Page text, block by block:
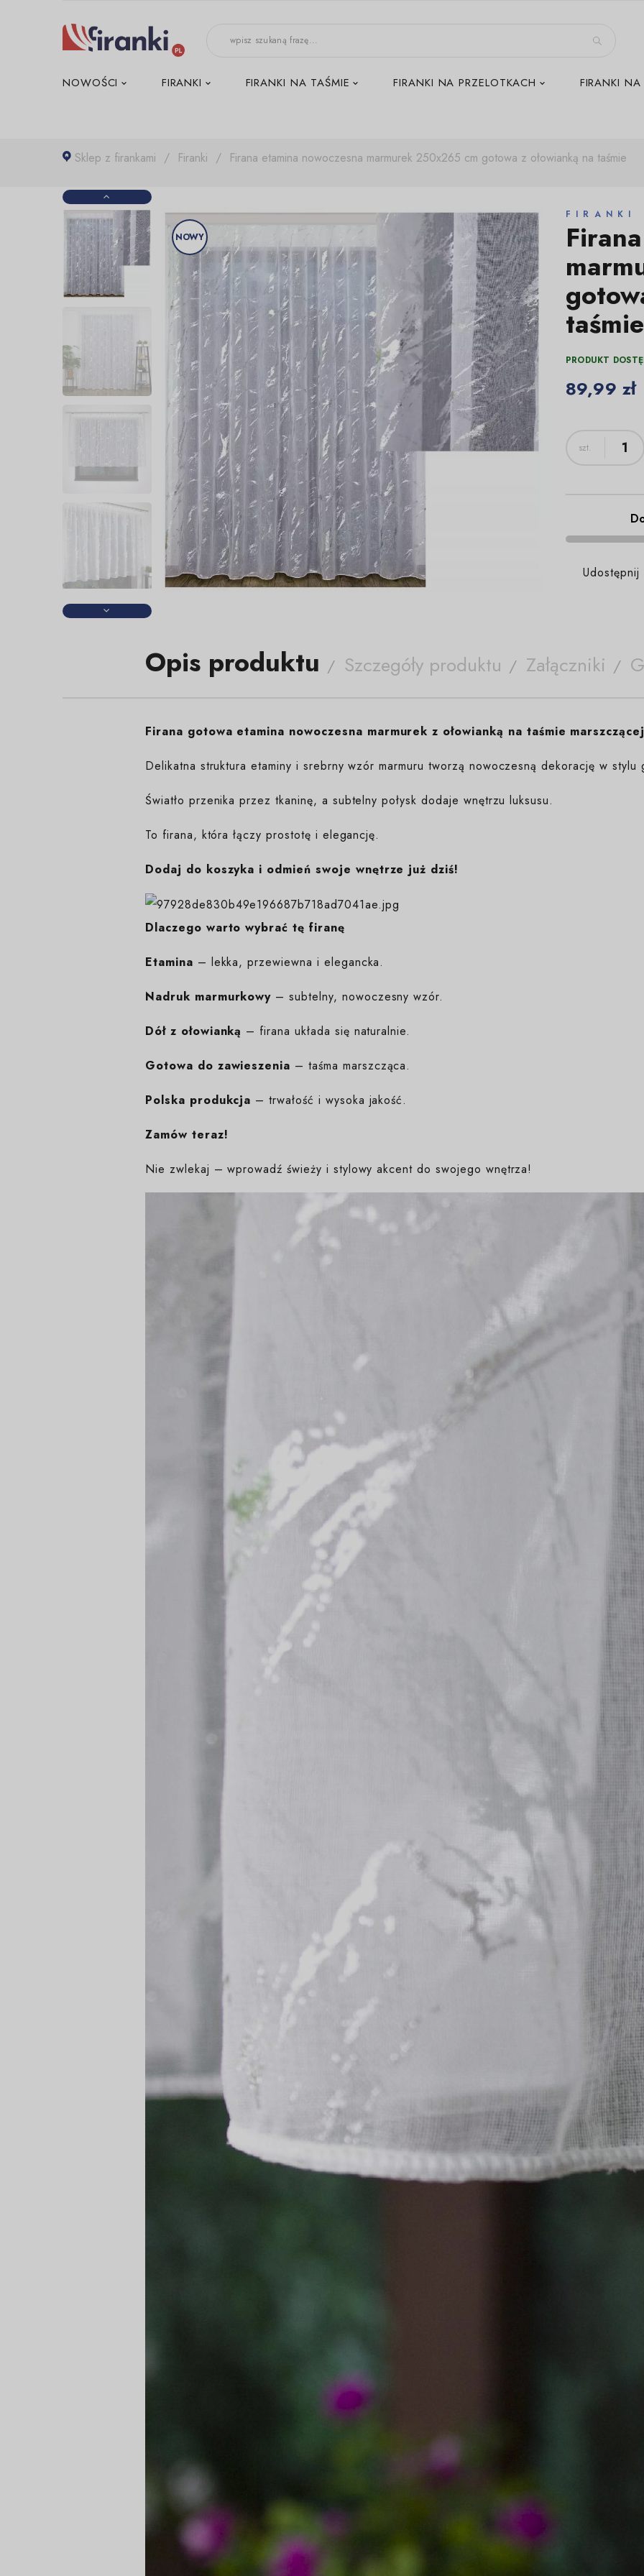
NOWOŚCI FIRANKI FIRANKI NA TAŚMIE FIRANKI NA PRZELOTKACH FIRANKI NA
Sklep z firankami Firanki Firana etamina nowoczesna marmurek 250x265 cm gotowa z ołowianką na taśmie
NOWY
FIRANKI
taśmie
PRODUKT
89,99 zł
Udostępnij
Opis produktu Szczegóły produktu Załączniki
Firana gotowa etamina nowoczesna marmurek z ołowianką na taśmie
Delikatna struktura etaminy i srebrny wzór marmuru tworzą nowoczesną dekorację w stylu
Światło przenika przez tkaninę, a subtelny połysk dodaje wnętrzu luksusu.
To firana, która łączy prostotę i elegancję.
Dodaj do koszyka i odmień swoje wnętrze już dziś!
Dlaczego warto wybrać tę firanę
Etamina – lekka, przewiewna i elegancka.
Nadruk marmurkowy – subtelny, nowoczesny wzór.
Dół z ołowianką – firana układa się naturalnie.
Gotowa do zawieszenia – taśma marszcząca.
Polska produkcja – trwałość i wysoka jakość.
Zamów teraz!
Nie zwlekaj – wprowadź świeży i stylowy akcent do swojego wnętrza!